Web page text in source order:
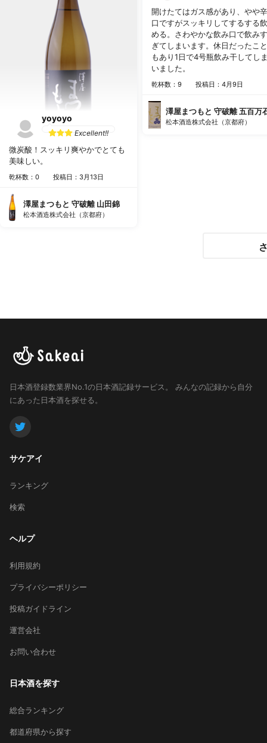
開けたてはガス感があり、やや辛
口ですがスッキリしてするする飲
める。さわやかな飲み口で飲みす
ぎてしまいます。休日だったこと
もあり1日で4号瓶飲み干してし
いました。
乾杯数：9 投稿日：4月9日
澤屋まつもと 守破離 五百万
松本酒造株式会社（京都府）
yoyoyo
Excellent!!
微炭酸！スッキリ爽やかでとても
美味しい。
乾杯数：0 投稿日：3月13日
澤屋まつもと 守破離 山田錦
松本酒造株式会社（京都府）
日本酒登録数業界No.1の日本酒記録サービス。
みんなの記録から自分
にあった日本酒を探せる。
サケアイ
ランキング
検索
ヘルプ
利用規約
プライバシーポリシー
投稿ガイドライン
運営会社
お問い合わせ
日本酒を探す
総合ランキング
都道府県から探す